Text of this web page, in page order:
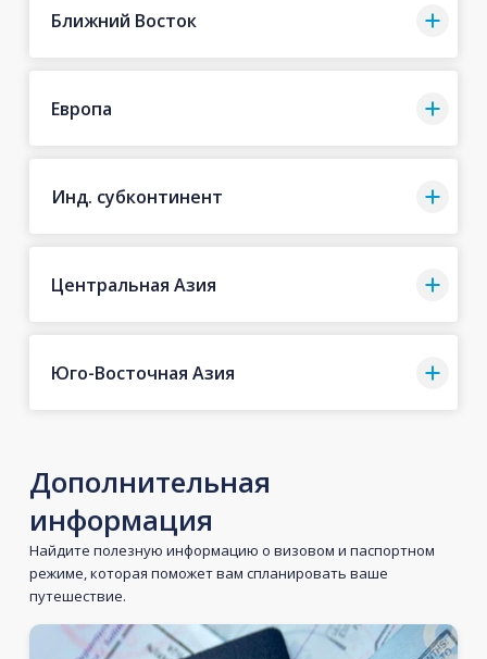
Ближний Восток
Европа
Инд. субконтинент
Центральная Азия
Юго-Восточная Азия
Дополнительная
информация
Найдите полезную информацию о визовом и паспортном
режиме, которая поможет вам спланировать ваше
путешествие.